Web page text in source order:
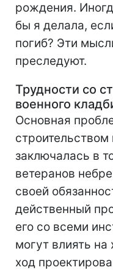
рождения.
бы я делала,
погиб? Эти
преследуют.
Трудности со
военного
Основная
заключалась в
ветеранов
своей
действенный
его со всеми
могут влиять на
ход